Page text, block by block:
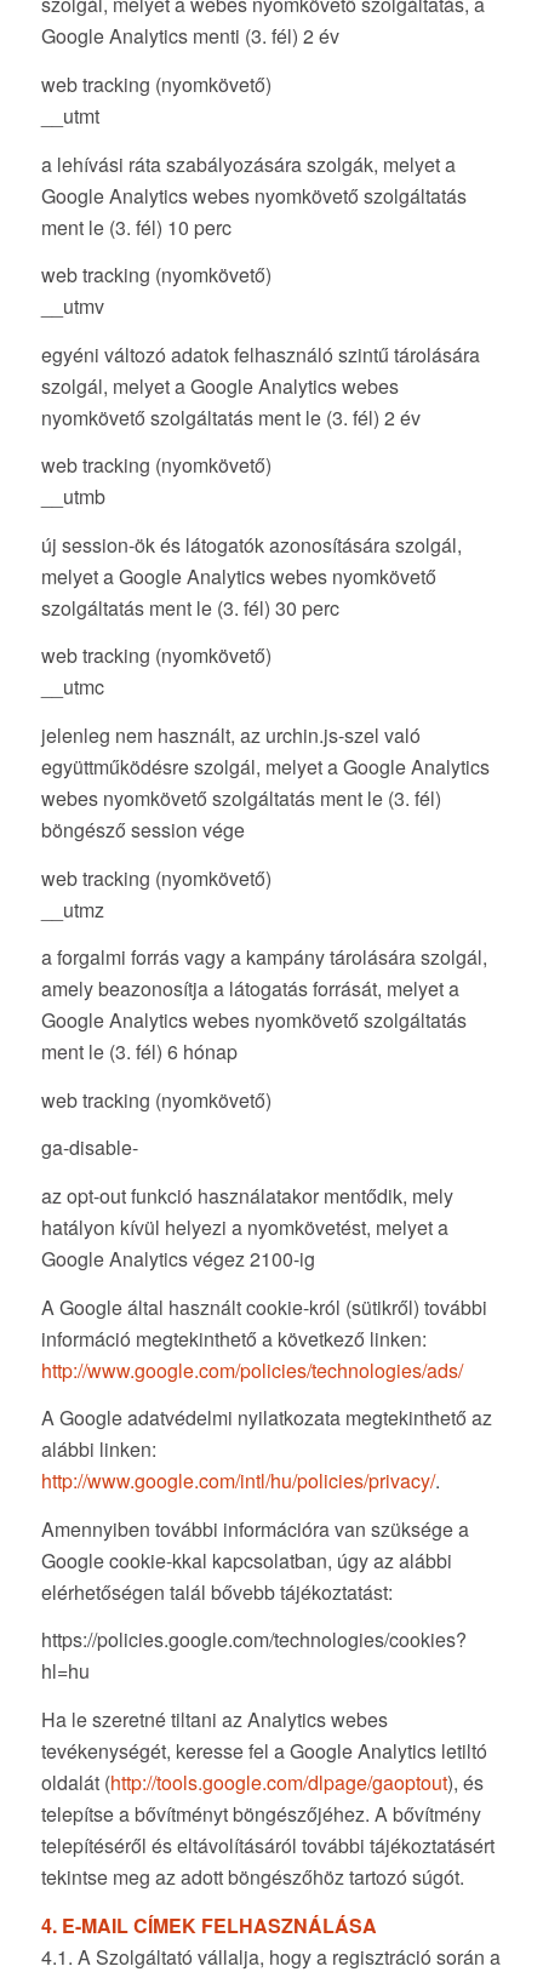
Google Analytics menti (3. fél) 2 év
web tracking (nyomkövető)
__utmt
a lehívási ráta szabályozására szolgák, melyet a
Google Analytics webes nyomkövető szolgáltatás
ment le (3. fél) 10 perc
web tracking (nyomkövető)
__utmv
egyéni változó adatok felhasználó szintű tárolására
szolgál, melyet a Google Analytics webes
nyomkövető szolgáltatás ment le (3. fél) 2 év
web tracking (nyomkövető)
__utmb
új session-ök és látogatók azonosítására szolgál,
melyet a Google Analytics webes nyomkövető
szolgáltatás ment le (3. fél) 30 perc
web tracking (nyomkövető)
__utmc
jelenleg nem használt, az urchin.js-szel való
együttműködésre szolgál, melyet a Google Analytics
webes nyomkövető szolgáltatás ment le (3. fél)
böngésző session vége
web tracking (nyomkövető)
__utmz
a forgalmi forrás vagy a kampány tárolására szolgál,
amely beazonosítja a látogatás forrását, melyet a
Google Analytics webes nyomkövető szolgáltatás
ment le (3. fél) 6 hónap
web tracking (nyomkövető)
ga-disable-
az opt-out funkció használatakor mentődik, mely
hatályon kívül helyezi a nyomkövetést, melyet a
Google Analytics végez 2100-ig
A Google által használt cookie-król (sütikről) további
információ megtekinthető a következő linken:
http://www.google.com/policies/technologies/ads/
A Google adatvédelmi nyilatkozata megtekinthető az
alábbi linken:
http://www.google.com/intl/hu/policies/privacy/.
Amennyiben további információra van szüksége a
Google cookie-kkal kapcsolatban, úgy az alábbi
elérhetőségen talál bővebb tájékoztatást:
https://policies.google.com/technologies/cookies?
hl=hu
Ha le szeretné tiltani az Analytics webes
tevékenységét, keresse fel a Google Analytics letiltó
oldalát (http://tools.google.com/dlpage/gaoptout), és
telepítse a bővítményt böngészőjéhez. A bővítmény
telepítéséről és eltávolításáról további tájékoztatásért
tekintse meg az adott böngészőhöz tartozó súgót.
4. E-MAIL CÍMEK FELHASZNÁLÁSA
4.1. A Szolgáltató vállalja, hogy a regisztráció során a